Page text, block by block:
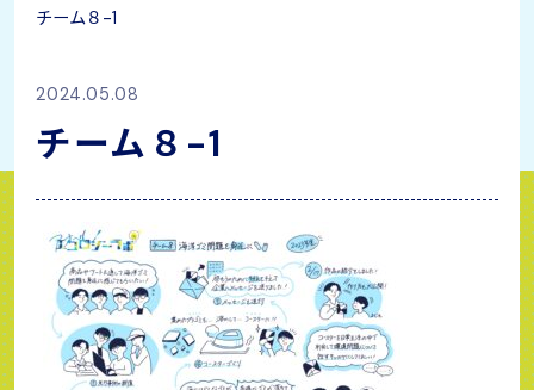
チーム８-1
2024.05.08
チーム８-1